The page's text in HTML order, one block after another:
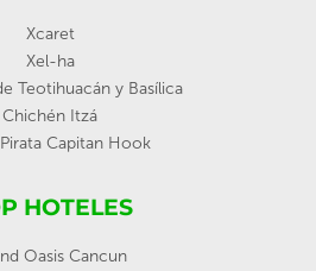
Xcaret
Xel-ha
Teotihuacán y Basílica
Chichén Itzá
Capitan Hook
HOTELES
Oasis Cancun